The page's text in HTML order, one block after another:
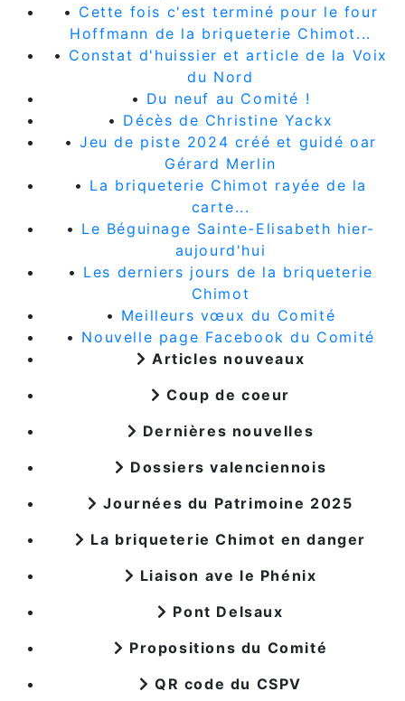
• Cette fois c'est terminé pour le four
Hoffmann de la briqueterie Chimot...
• Constat d'huissier et article de la Voix
du Nord
• Du neuf au Comité !
• Décès de Christine Yackx
•Jeu de piste 2024 créé et guidé oar
Gérard Merlin
• La briqueterie Chimot rayée de la
carte...
• Le Béguinage Sainte-Elisabeth hier-
aujourd'hui
• Les derniers jours de la briqueterie
Chimot
• Meilleurs vœux du Comité
• Nouvelle page Facebook du Comité
Articles nouveaux
Coup de coeur
Dernières nouvelles
Dossiers valenciennois
Journées du Patrimoine 2025
La briqueterie Chimot en danger
Liaison ave le Phénix
Pont Delsaux
Propositions du Comité
QR code du CSPV